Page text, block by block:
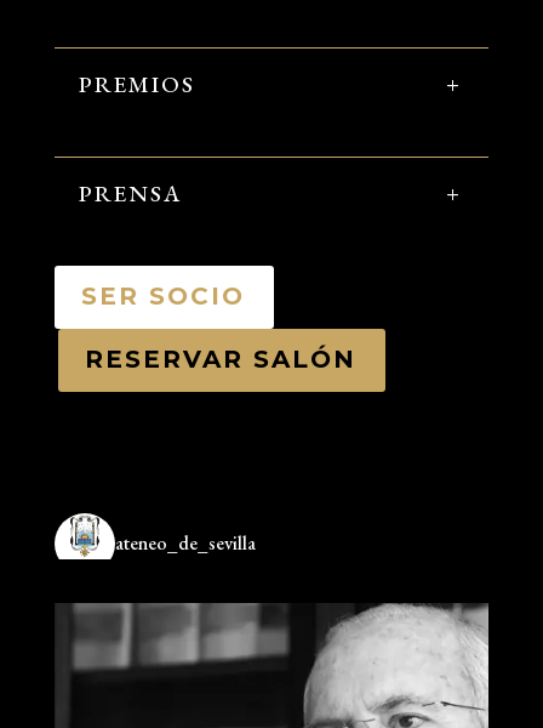
PREMIOS
PRENSA
SER SOCIO
RESERVAR SALÓN
ateneo_de_sevilla